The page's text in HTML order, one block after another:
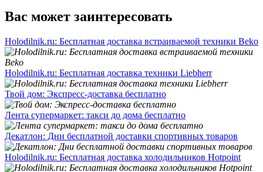
Вас может заинтересовать
Holodilnik.ru: Бесплатная доставка встраиваемой техники Beko
Holodilnik.ru: Бесплатная доставка техники Liebherr
Твой дом: Экспресс-доставка бесплатно
Лента супермаркет: такси до дома бесплатно
Декатлон: Дни бесплатной доставки спортивных товаров
Holodilnik.ru: Бесплатная доставка холодильников Hotpoint